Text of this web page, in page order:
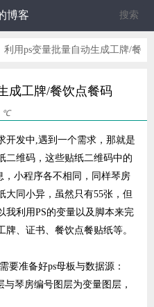
博客 ဆ
利用ps变量批量自动生成工牌/餐
成工牌/餐饮点餐码
℃
开发中,遇到一个需求，那就是
二维码，这些贴纸二维码中的
小程序各不相同，同样琴房
大同小异，虽然只有55张，但
我利用PS的变量以及脚本来完
、证书、餐饮点餐贴纸等。
要准备好ps母板与数据源：
琴房编号图层为变量图层，